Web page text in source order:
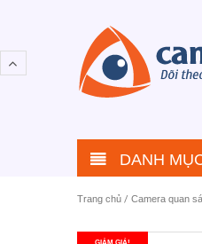
DANH
Trang chủ / Camera quan